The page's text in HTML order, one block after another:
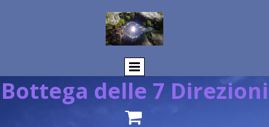
Bottega delle 7 Direzioni
